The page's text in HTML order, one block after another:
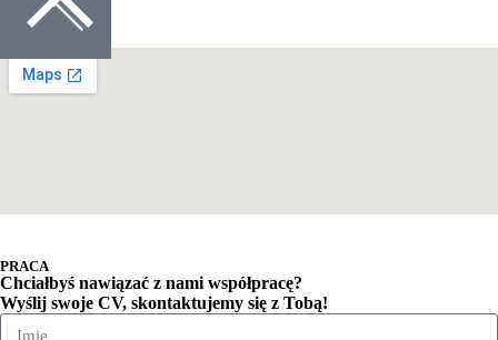
PRACA
Chciałbyś nawiązać z nami współpracę?
Wyślij swoje CV, skontaktujemy się z Tobą!